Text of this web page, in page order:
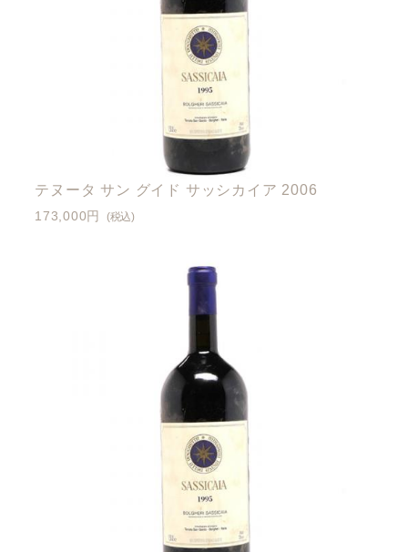
テヌータ サン グイド サッシカイア 2006
173,000円 (税込)